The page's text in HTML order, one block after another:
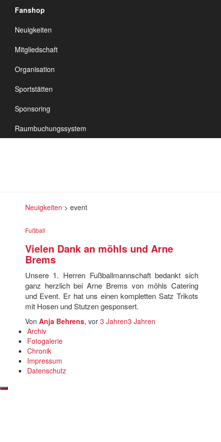
Fanshop
Neuigkeiten
Mitgliedschaft
Organisation
Sportstätten
Sponsoring
Raumbuchungssystem
TSV Vineta
Audorf
Neuigkeiten > event
Fußball
Vielen Dank an möhls und Arne
Brems
Unsere 1. Herren Fußballmannschaft bedankt sich
ganz herzlich bei Arne Brems von möhls Catering
und Event. Er hat uns einen kompletten Satz Trikots
mit Hosen und Stutzen gesponsert.
Von Anja Behrens, vor 3 Jahren3 Jahren
Archiv
Fotogalerie
Chronik
Impressum
Datenschutz